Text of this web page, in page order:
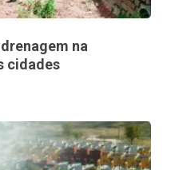
na
cidades